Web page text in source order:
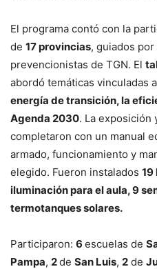
El programa contó con la
de 17 provincias, guiados
prevencionistas de TGN. El
abordó temáticas vinculadas
energía de transición, la
Agenda 2030. La exposición
completaron con un manual
armado, funcionamiento y
elegido. Fueron instalados 19
iluminación para el aula, 9
termotanques solares.
Participaron: 6 escuelas de
Pampa, 2de San Luis, 2 de